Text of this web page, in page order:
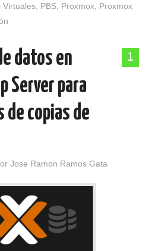
Virtuales PBS Proxmox Proxmox
1
datos en
Server para
copias de
Jose Ramon Ramos Gata